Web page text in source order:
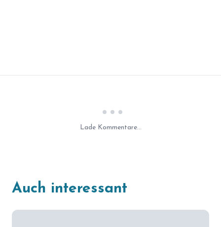
Lade Kommentare...
Auch interessant